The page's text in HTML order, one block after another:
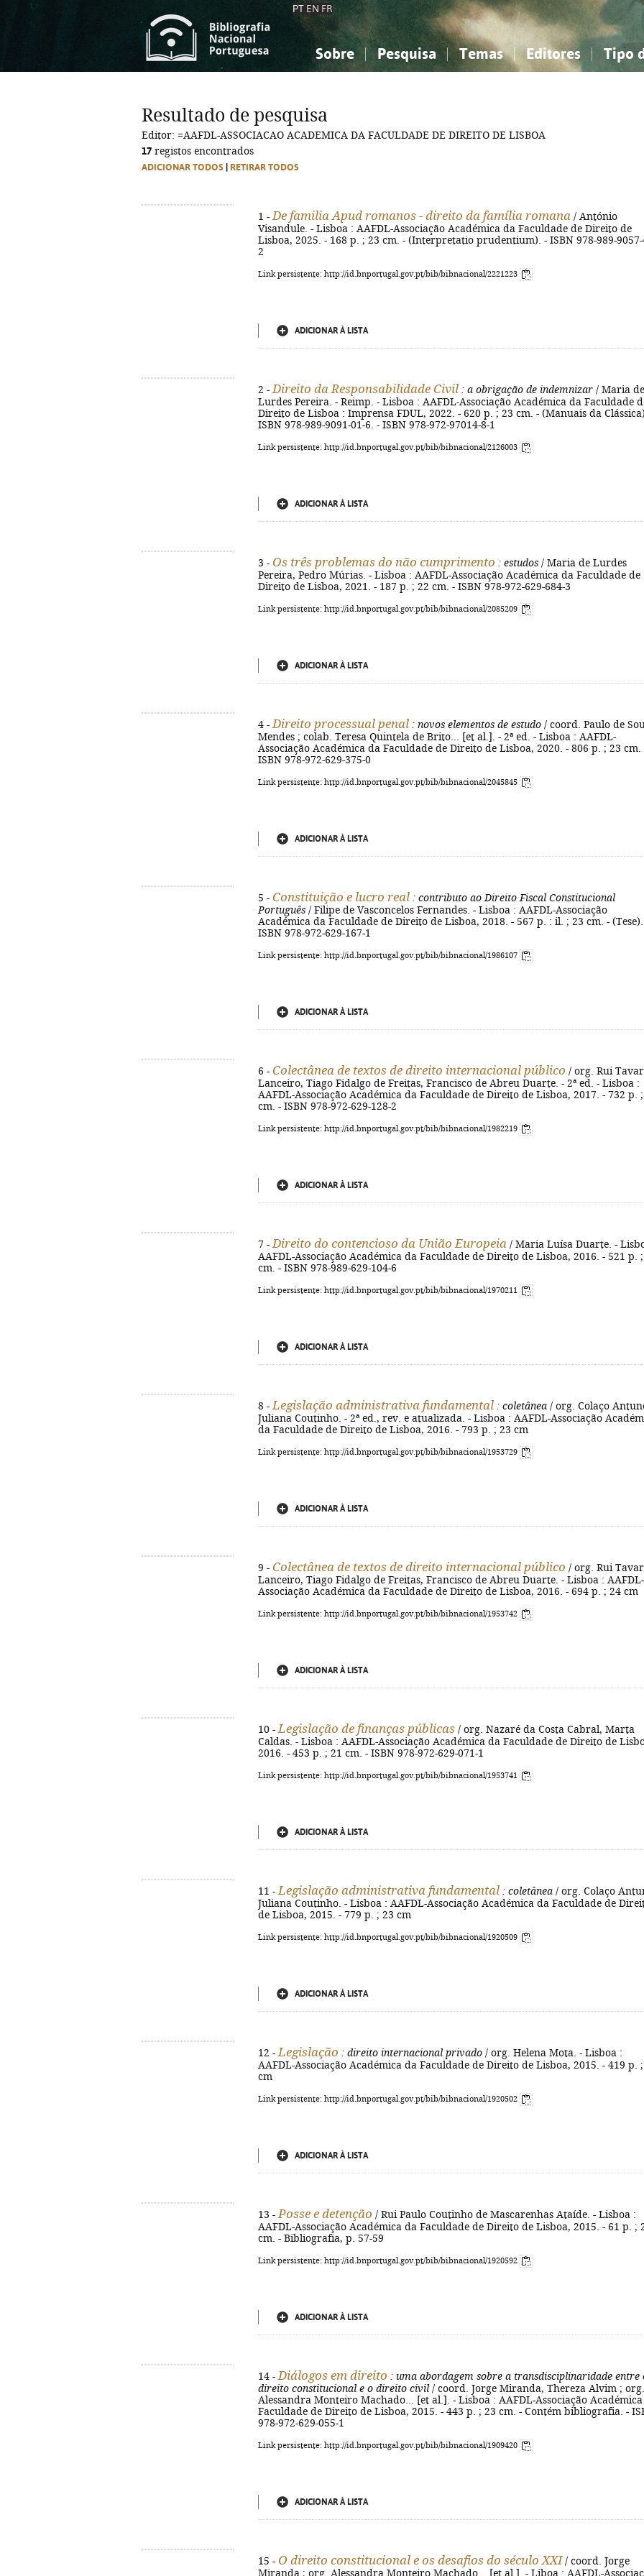
PT EN FR
Sobre Pesquisa Temas
Ciências sociais...
Editores Tipo
Ciências sociais...
Resultado de pesquisa
Editor: =AAFDL-ASSOCIACAO ACADEMICA DA FACULDADE DE DIREITO DE LISBOA
17 registos encontrados
ADICIONAR TODOS RETIRAR TODOS
1 - De familia Apud romanos - direito da família romana / António
Visandule. - Lisboa : AAFDL-Associação Académica da Faculdade de Direito de
Lisboa, 2025. - 168 p. ; 23 cm. - (Interpretatio prudentium). - ISBN 978-989-9057-
2
Link persistente: http://id.bnportugal.gov.pt/bib/bibnacional/2221223
ADICIONAR À LISTA
2 - Direito da Responsabilidade Civil : a obrigação de indemnizar / Maria de
Lurdes Pereira. - Reimp. - Lisboa : AAFDL-Associação Académica da Faculdade
Direito de Lisboa : Imprensa FDUL, 2022. - 620 p. ; 23 cm. - (Manuais da
ISBN 978-989-9091-01-6. - ISBN 978-972-97014-8-1
Link persistente: http://id.bnportugal.gov.pt/bib/bibnacional/2126003
ADICIONAR À LISTA
3 - Os três problemas do não cumprimento : estudos / Maria de Lurdes
Pereira, Pedro Múrias. - Lisboa : AAFDL-Associação Académica da Faculdade de
Direito de Lisboa, 2021. - 187 p. ; 22 cm. - ISBN 978-972-629-684-3
Link persistente: http://id.bnportugal.gov.pt/bib/bibnacional/2085209
ADICIONAR À LISTA
4 - Direito processual penal : novos elementos de estudo / coord. Paulo de
Mendes ; colab. Teresa Quintela de Brito... [et al.]. - 2ª ed. - Lisboa : AAFDL-
Associação Académica da Faculdade de Direito de Lisboa, 2020. - 806 p. ; 23 cm.
ISBN 978-972-629-375-0
Link persistente: http://id.bnportugal.gov.pt/bib/bibnacional/2045845
ADICIONAR À LISTA
5 - Constituição e lucro real : contributo ao Direito Fiscal Constitucional
Português / Filipe de Vasconcelos Fernandes. - Lisboa : AAFDL-Associação
Académica da Faculdade de Direito de Lisboa, 2018. - 567 p. : il. ; 23 cm. -
ISBN 978-972-629-167-1
Link persistente: http://id.bnportugal.gov.pt/bib/bibnacional/1986107
ADICIONAR À LISTA
6 - Colectânea de textos de direito internacional público / org. Rui
Lanceiro, Tiago Fidalgo de Freitas, Francisco de Abreu Duarte. - 2ª ed. - Lisboa :
AAFDL-Associação Académica da Faculdade de Direito de Lisboa, 2017. - 732 p.
cm. - ISBN 978-972-629-128-2
Link persistente: http://id.bnportugal.gov.pt/bib/bibnacional/1982219
ADICIONAR À LISTA
7 - Direito do contencioso da União Europeia / Maria Luísa Duarte. -
AAFDL-Associação Académica da Faculdade de Direito de Lisboa, 2016. - 521 p.
cm. - ISBN 978-989-629-104-6
Link persistente: http://id.bnportugal.gov.pt/bib/bibnacional/1970211
ADICIONAR À LISTA
8 - Legislação administrativa fundamental : coletânea / org. Colaço
Juliana Coutinho. - 2ª ed., rev. e atualizada. - Lisboa : AAFDL-Associação
da Faculdade de Direito de Lisboa, 2016. - 793 p. ; 23 cm
Link persistente: http://id.bnportugal.gov.pt/bib/bibnacional/1953729
ADICIONAR À LISTA
9 - Colectânea de textos de direito internacional público / org. Rui
Lanceiro, Tiago Fidalgo de Freitas, Francisco de Abreu Duarte. - Lisboa : AAFDL-
Associação Académica da Faculdade de Direito de Lisboa, 2016. - 694 p. ; 24 cm
Link persistente: http://id.bnportugal.gov.pt/bib/bibnacional/1953742
ADICIONAR À LISTA
10 - Legislação de finanças públicas / org. Nazaré da Costa Cabral, Marta
Caldas. - Lisboa : AAFDL-Associação Académica da Faculdade de Direito de
2016. - 453 p. ; 21 cm. - ISBN 978-972-629-071-1
Link persistente: http://id.bnportugal.gov.pt/bib/bibnacional/1953741
ADICIONAR À LISTA
11 - Legislação administrativa fundamental : coletânea / org. Colaço
Juliana Coutinho. - Lisboa : AAFDL-Associação Académica da Faculdade de
de Lisboa, 2015. - 779 p. ; 23 cm
Link persistente: http://id.bnportugal.gov.pt/bib/bibnacional/1920509
ADICIONAR À LISTA
12 - Legislação : direito internacional privado / org. Helena Mota. - Lisboa :
AAFDL-Associação Académica da Faculdade de Direito de Lisboa, 2015. - 419 p.
cm
Link persistente: http://id.bnportugal.gov.pt/bib/bibnacional/1920502
ADICIONAR À LISTA
13 - Posse e detenção / Rui Paulo Coutinho de Mascarenhas Ataíde. - Lisboa :
AAFDL-Associação Académica da Faculdade de Direito de Lisboa, 2015. - 61 p. ;
cm. - Bibliografia, p. 57-59
Link persistente: http://id.bnportugal.gov.pt/bib/bibnacional/1920592
ADICIONAR À LISTA
14 - Diálogos em direito : uma abordagem sobre a transdisciplinaridade entre
direito constitucional e o direito civil / coord. Jorge Miranda, Thereza Alvim ; org.
Alessandra Monteiro Machado... [et al.]. - Lisboa : AAFDL-Associação
Faculdade de Direito de Lisboa, 2015. - 443 p. ; 23 cm. - Contém bibliografia. -
978-972-629-055-1
Link persistente: http://id.bnportugal.gov.pt/bib/bibnacional/1909420
ADICIONAR À LISTA
15 - O direito constitucional e os desafios do século XXI / coord. Jorge
Miranda ; org. Alessandra Monteiro Machado... [et al.]. - Liboa : AAFDL-